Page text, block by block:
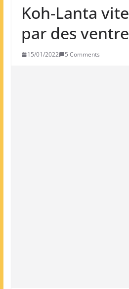
Koh-Lanta
par des
15/01/2022 5 Comments